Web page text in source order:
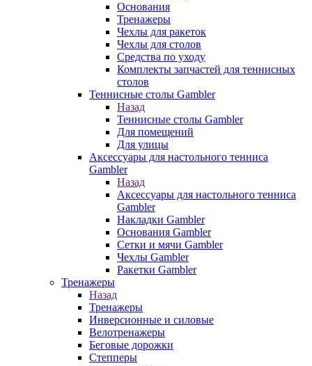
Основания
Тренажеры
Чехлы для ракеток
Чехлы для столов
Средства по уходу
Комплекты запчастей для теннисных
столов
Теннисные столы Gambler
Назад
Теннисные столы Gambler
Для помещений
Для улицы
Аксессуары для настольного тенниса
Gambler
Назад
Аксессуары для настольного тенниса
Gambler
Накладки Gambler
Основания Gambler
Сетки и мячи Gambler
Чехлы Gambler
Ракетки Gambler
Тренажеры
Назад
Тренажеры
Инверсионные и силовые
Велотренажеры
Беговые дорожки
Степперы